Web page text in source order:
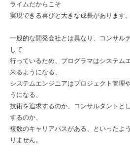
ライムだからこそ
実現できる喜びと大きな成長があります。
一般的な開発会社とは異なり、コンサル
して
行っているため、プログラマはシステム
来るようになる、
システムエンジニアはプロジェクト管理
うになる、
技術を追求するのか、コンサルタントと
するのか、
複数のキャリアパスがある、といったよ
りません。